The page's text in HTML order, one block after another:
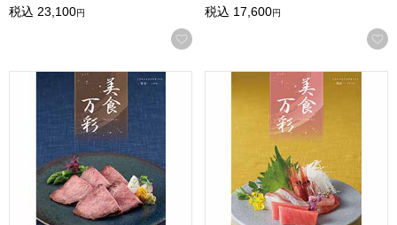
税込 23,100円
お気に入りに登録する
税込 17,600円
美食万彩 黄金(こがね)【カタログギフト】【贈りものカタロ
美食万彩 薄紅(うすべに)【